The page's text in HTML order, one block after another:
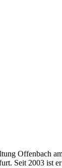
Offenbach
Seit 2003 ist